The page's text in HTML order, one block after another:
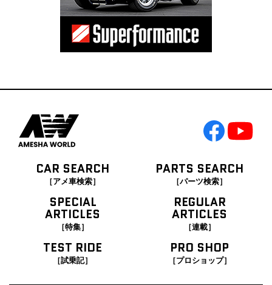
CAR SEARCH
［アメ車検索］
PARTS SEARCH
［パーツ検索］
SPECIAL
ARTICLES
［特集］
REGULAR
ARTICLES
［連載］
TEST RIDE
［試乗記］
PRO SHOP
［プロショップ］